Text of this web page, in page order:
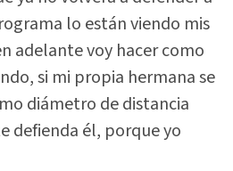
lo están viendo mis
adelante voy hacer como
si mi propia hermana se
diámetro de distancia
defienda él, porque yo